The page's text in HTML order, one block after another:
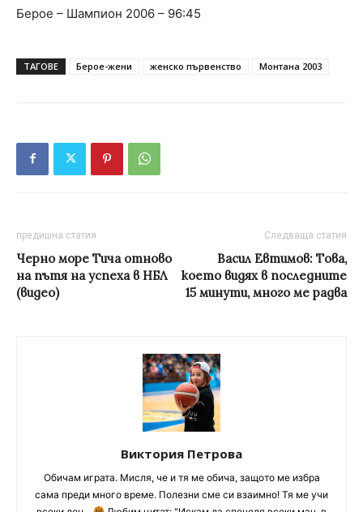
Берое – Шампион 2006 – 96:45
ТАГОВЕ Берое-жени женско първенство Монтана 2003
предишна статия
Черно море Тича отново
на пътя на успеха в НБЛ
(видео)
Следваща статия
Васил Евтимов: Tова,
което видях в последните
15 минути, много ме радва
Виктория Петрова
Обичам играта. Мисля, че и тя ме обича, защото ме избра
сама преди много време. Полезни сме си взаимно! Тя ме учи